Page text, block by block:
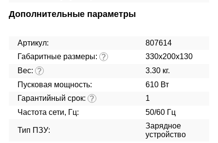
Дополнительные параметры
Артикул:
807614
Габаритные размеры: ?
330х200х130
Вес: ?
3.30 кг.
Пусковая мощность:
610 Вт
Гарантийный срок: ?
1
Частота сети, Гц:
50/60 Гц
Тип ПЗУ:
Зарядное
устройство